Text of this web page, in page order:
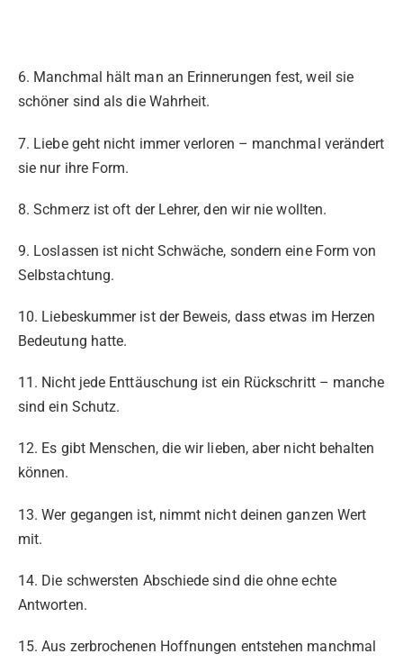
6. Manchmal hält man an Erinnerungen fest, weil sie
schöner sind als die Wahrheit.
7. Liebe geht nicht immer verloren – manchmal verändert
sie nur ihre Form.
8. Schmerz ist oft der Lehrer, den wir nie wollten.
9. Loslassen ist nicht Schwäche, sondern eine Form von
Selbstachtung.
10. Liebeskummer ist der Beweis, dass etwas im Herzen
Bedeutung hatte.
11. Nicht jede Enttäuschung ist ein Rückschritt – manche
sind ein Schutz.
12. Es gibt Menschen, die wir lieben, aber nicht behalten
können.
13. Wer gegangen ist, nimmt nicht deinen ganzen Wert
mit.
14. Die schwersten Abschiede sind die ohne echte
Antworten.
15. Aus zerbrochenen Hoffnungen entstehen manchmal